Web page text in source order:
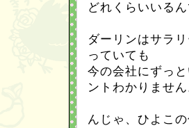
どれくらいいる
ダーリンはサラ
っていても
今の会社にずっ
ントわかりません
んじゃ、ひよこ